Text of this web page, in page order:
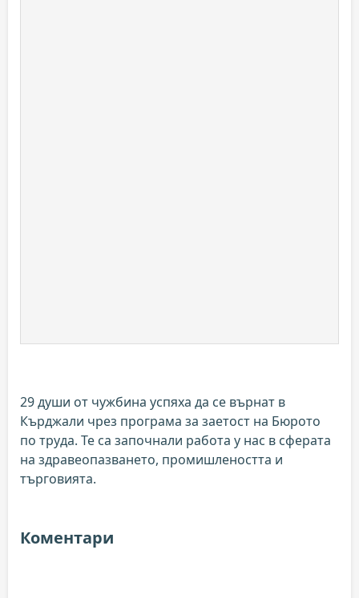
29 души от чужбина успяха да се върнат в
Кърджали чрез програма за заетост на Бюрото
по труда. Те са започнали работа у нас в сферата
на здравеопазването, промишлеността и
търговията.
Коментари